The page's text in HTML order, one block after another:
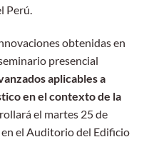
Perú.
obtenidas en
presencial
aplicables a
en el contexto de la
el martes 25 de
el Auditorio del Edificio